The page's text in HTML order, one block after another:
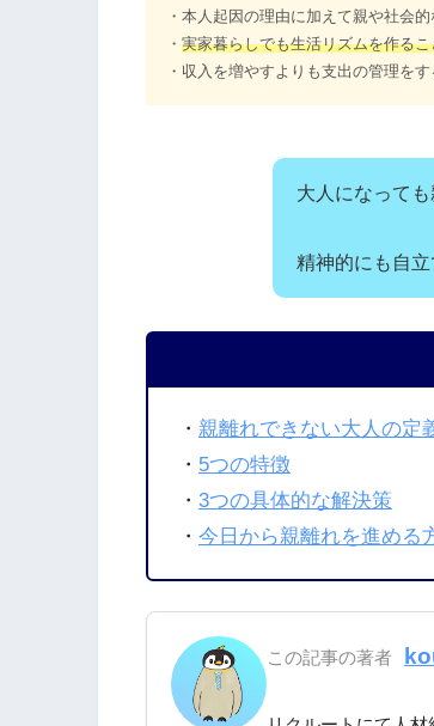
・本人起因の理由に加えて親や社会
・実家暮らしでも生活リズムを作る
・収入を増やすよりも支出の管理を
大人になって
精神的にも自
・ 親離れできない大人の定
・ 5つの特徴
・ 3つの具体的な解決策
・ 今日から親離れを進める
この記事の著者